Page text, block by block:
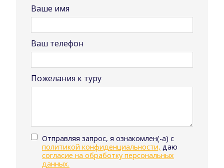
Ваше имя
Ваш телефон
Пожелания к туру
Отправляя запрос, я ознакомлен(-а) с
политикой конфиденциальности, даю
согласие на обработку персональных
данных.